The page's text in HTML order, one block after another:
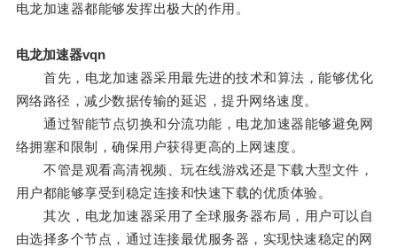
电龙加速器都能够发挥出极大的作用。
电龙加速器vqn
首先，电龙加速器采用最先进的技术和算法，能够优化
网络路径，减少数据传输的延迟，提升网络速度。
通过智能节点切换和分流功能，电龙加速器能够避免网
络拥塞和限制，确保用户获得更高的上网速度。
不管是观看高清视频、玩在线游戏还是下载大型文件，
用户都能够享受到稳定连接和快速下载的优质体验。
其次，电龙加速器采用了全球服务器布局，用户可以自
由选择多个节点，通过连接最优服务器，实现快速稳定的网